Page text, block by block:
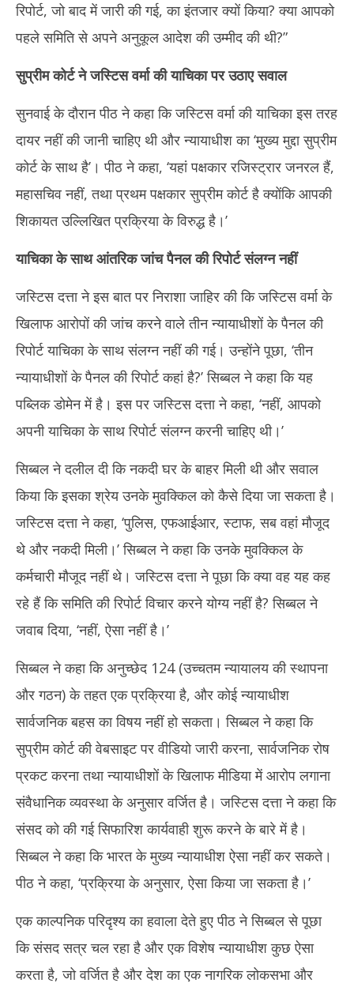
रिपोर्ट, जो बाद में जारी की गई, का इंतजार क्यों किया? क्या आपको
पहले समिति से अपने अनुकूल आदेश की उम्मीद की थी?”
सुप्रीम कोर्ट ने जस्टिस वर्मा की याचिका पर उठाए सवाल
सुनवाई के दौरान पीठ ने कहा कि जस्टिस वर्मा की याचिका इस तरह
दायर नहीं की जानी चाहिए थी और न्यायाधीश का ‘मुख्य मुद्दा सुप्रीम
कोर्ट के साथ है’। पीठ ने कहा, ‘यहां पक्षकार रजिस्ट्रार जनरल हैं,
महासचिव नहीं, तथा प्रथम पक्षकार सुप्रीम कोर्ट है क्योंकि आपकी
शिकायत उल्लिखित प्रक्रिया के विरुद्ध है।’
याचिका के साथ आंतरिक जांच पैनल की रिपोर्ट संलग्न नहीं
जस्टिस दत्ता ने इस बात पर निराशा जाहिर की कि जस्टिस वर्मा के
खिलाफ आरोपों की जांच करने वाले तीन न्यायाधीशों के पैनल की
रिपोर्ट याचिका के साथ संलग्न नहीं की गई। उन्होंने पूछा, ‘तीन
न्यायाधीशों के पैनल की रिपोर्ट कहां है?’ सिब्बल ने कहा कि यह
पब्लिक डोमेन में है। इस पर जस्टिस दत्ता ने कहा, ‘नहीं, आपको
अपनी याचिका के साथ रिपोर्ट संलग्न करनी चाहिए थी।’
सिब्बल ने दलील दी कि नकदी घर के बाहर मिली थी और सवाल
किया कि इसका श्रेय उनके मुवक्किल को कैसे दिया जा सकता है।
जस्टिस दत्ता ने कहा, ‘पुलिस, एफआईआर, स्टाफ, सब वहां मौजूद
थे और नकदी मिली।’ सिब्बल ने कहा कि उनके मुवक्किल के
कर्मचारी मौजूद नहीं थे। जस्टिस दत्ता ने पूछा कि क्या वह यह कह
रहे हैं कि समिति की रिपोर्ट विचार करने योग्य नहीं है? सिब्बल ने
जवाब दिया, ‘नहीं, ऐसा नहीं है।’
सिब्बल ने कहा कि अनुच्छेद 124 (उच्चतम न्यायालय की स्थापना
और गठन) के तहत एक प्रक्रिया है, और कोई न्यायाधीश
सार्वजनिक बहस का विषय नहीं हो सकता। सिब्बल ने कहा कि
सुप्रीम कोर्ट की वेबसाइट पर वीडियो जारी करना, सार्वजनिक रोष
प्रकट करना तथा न्यायाधीशों के खिलाफ मीडिया में आरोप लगाना
संवैधानिक व्यवस्था के अनुसार वर्जित है। जस्टिस दत्ता ने कहा कि
संसद को की गई सिफारिश कार्यवाही शुरू करने के बारे में है।
सिब्बल ने कहा कि भारत के मुख्य न्यायाधीश ऐसा नहीं कर सकते।
पीठ ने कहा, ‘प्रक्रिया के अनुसार, ऐसा किया जा सकता है।’
एक काल्पनिक परिदृश्य का हवाला देते हुए पीठ ने सिब्बल से पूछा
कि संसद सत्र चल रहा है और एक विशेष न्यायाधीश कुछ ऐसा
करता है, जो वर्जित है और देश का एक नागरिक लोकसभा और